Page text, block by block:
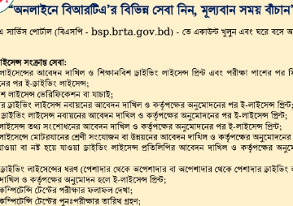
অভিযোগ/মতামত দিন ইউজার ম্যানুয়াল